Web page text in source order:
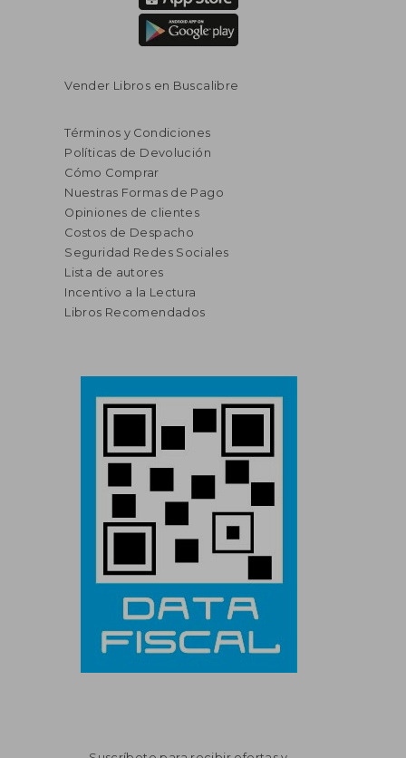
Vender Libros en Buscalibre
Términos y Condiciones
Políticas de Devolución
Cómo Comprar
Nuestras Formas de Pago
Opiniones de clientes
Costos de Despacho
Seguridad Redes Sociales
Lista de autores
Incentivo a la Lectura
Libros Recomendados